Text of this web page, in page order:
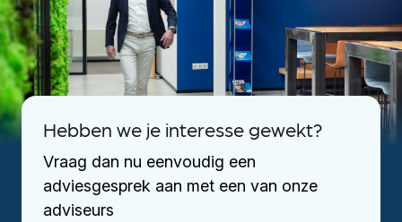
Hebben we je interesse gewekt?
Vraag dan nu eenvoudig een
adviesgesprek aan met een van onze
adviseurs